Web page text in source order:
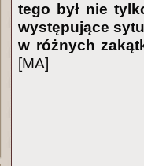
tego był nie
występujące
w różnych
[MA]